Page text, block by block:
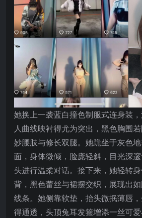
她换上一袭蓝白撞色制服式连身装
人曲线映衬得尤为突出，黑色胸围
妙腰肢与修长双腿。她跪坐于灰色
面，身体微倾，脸庞轻斜，目光深
头进行温柔对话。接下来，她轻转
背，黑色蕾丝与裙摆交织，展现出
线条。她侧靠软垫，抬头微抿薄唇
得通透，头顶兔耳发箍增添一丝可